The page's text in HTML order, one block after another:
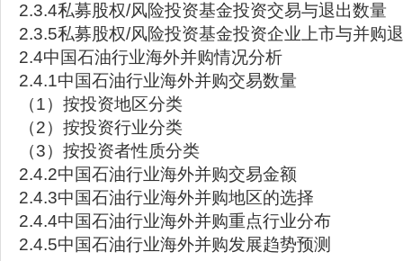
2.3.4私募股权/风险投资基金投资交易与退出数量
2.3.5私募股权/风险投资基金投资企业上市与并购
2.4中国石油行业海外并购情况分析
2.4.1中国石油行业海外并购交易数量
（1）按投资地区分类
（2）按投资行业分类
（3）按投资者性质分类
2.4.2中国石油行业海外并购交易金额
2.4.3中国石油行业海外并购地区的选择
2.4.4中国石油行业海外并购重点行业分布
2.4.5中国石油行业海外并购发展趋势预测